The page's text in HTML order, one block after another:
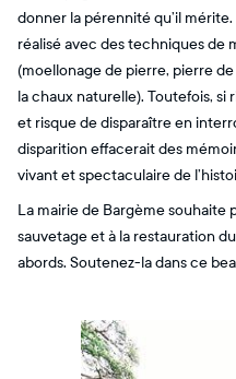
donner la pérennité qu’il
réalisé avec des techniques de
(moellonage de pierre, pierre
la chaux naturelle). Toutefois, si
et risque de disparaître en
disparition effacerait des
vivant et spectaculaire de
La mairie de Bargème souhaite
sauvetage et à la restauration
abords. Soutenez-la dans ce